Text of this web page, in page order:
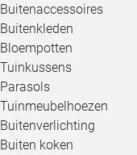
Buitenaccessoires
Buitenkleden
Bloempotten
Tuinkussens
Parasols
Tuinmeubelhoezen
Buitenverlichting
Buiten koken